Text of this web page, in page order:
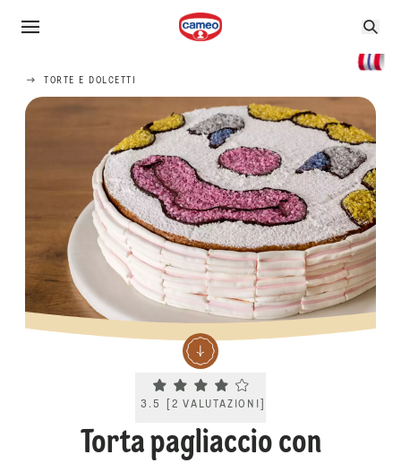
TORTE E DOLCETTI
Current rating 3.5. Click to rate.
3.5 2 VALUTAZIONI
Torta pagliaccio con